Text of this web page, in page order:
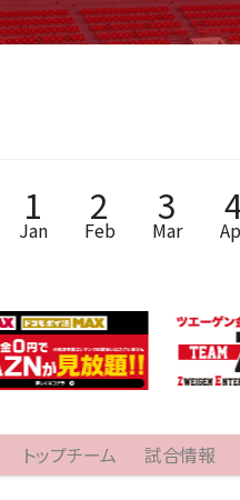
1
Jan
2
Feb
3
Mar
トップチーム 試合情報